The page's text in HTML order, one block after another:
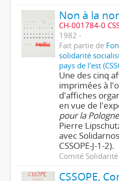
CH-001784-0
1982
Fait partie de
solidarité
pays de l'est
Une des cinq
imprimées à
d'affiches
en vue de
pour la Pologne
Pierre
avec
CSSOPE-J-1-2).
Comité